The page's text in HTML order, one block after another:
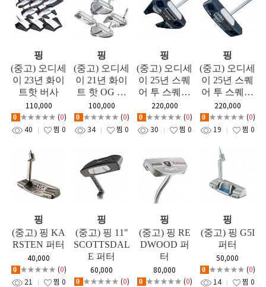
핑
(중고) 오디세
이 23년 화이
트핫 버사
110,000
0 ★★★★★ (0)
40
찜 0
핑
(중고) 오디세
이 21년 화이
트 핫 OG 퍼
터
100,000
0 ★★★★★ (0)
34
찜 0
핑
(중고) 오디세
이 25년 스퀘
어 투 스퀘어
퍼터_#7
220,000
0 ★★★★★ (0)
30
찜 0
핑
(중고) 오디세
이 25년 스퀘
어 투 스퀘어
퍼터_더블와
이드 크루저
220,000
0 ★★★★★ (0)
19
찜 0
핑
(중고) 핑 KA
RSTEN 퍼터
40,000
0 ★★★★★ (0)
21
찜 0
핑
(중고) 핑 11"
SCOTTSDAL
E 퍼터
60,000
0 ★★★★★ (0)
핑
(중고) 핑 RE
DWOOD 퍼
터
80,000
0 ★★★★★ (0)
핑
(중고) 핑 G5I
퍼터
50,000
0 ★★★★★ (0)
14
찜 0